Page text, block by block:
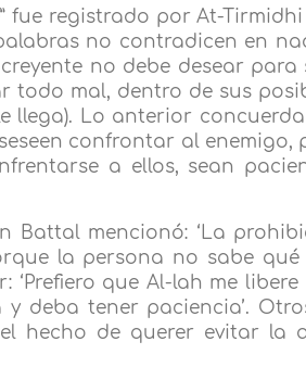
fue registrado por At-
no contradicen en
no debe desear para
mal, dentro de sus
llega). Lo anterior
confrontar al enemigo,
a ellos, sean
Battal mencionó: ‘La
la persona no sabe qué
‘Prefiero que Al-lah me
deba tener paciencia’.
hecho de querer evitar la